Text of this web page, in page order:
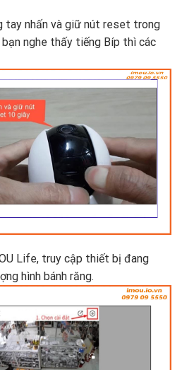
tay nhấn và giữ nút reset trong
nghe thấy tiếng Bíp thì các
Life, truy cập thiết bị đang
hình bánh răng.